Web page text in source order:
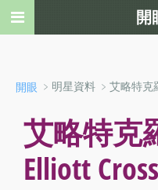
開眼 ﹥明星資料 ﹥艾略特
艾略特克
Elliott
開